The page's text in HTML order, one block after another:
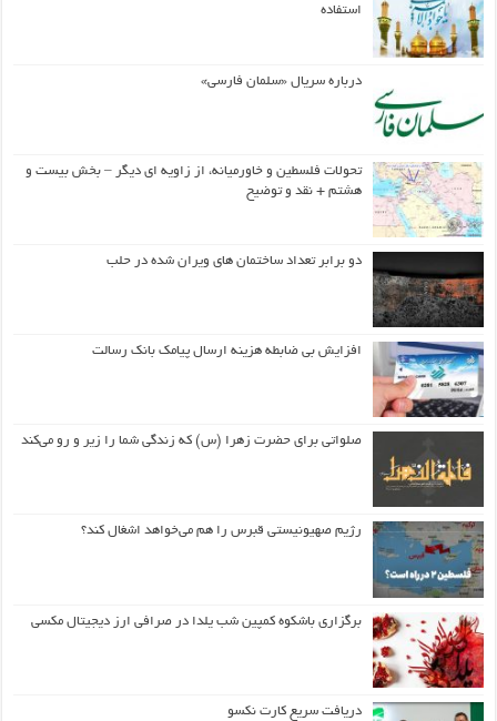
استفاده
درباره سریال «سلمان فارسی»
تحولات فلسطین و خاورمیانه، از زاویه ای دیگر – بخش بیست و
هشتم + نقد و توضیح
دو برابر تعداد ساختمان های ویران شده در حلب
افزایش بی ضابطه هزینه ارسال پیامک بانک رسالت
صلواتی برای حضرت زهرا (س) که زندگی شما را زیر و رو می‌کند
رژیم صهیونیستی قبرس را هم می‌خواهد اشغال کند؟
برگزاری باشکوه کمپین شب یلدا در صرافی ارز دیجیتال مکسی
دریافت سریع کارت نکسو